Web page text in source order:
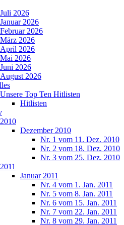
Juli 2026
Januar 2026
Februar 2026
März 2026
April 2026
Mai 2026
Juni 2026
August 2026
Unsere Top Ten Hitlisten
Hitlisten
2010
Dezember 2010
Nr. 1 vom 11. Dez. 2010
Nr. 2 vom 18. Dez. 2010
Nr. 3 vom 25. Dez. 2010
2011
Januar 2011
Nr. 4 vom 1. Jan. 2011
Nr. 5 vom 8. Jan. 2011
Nr. 6 vom 15. Jan. 2011
Nr. 7 vom 22. Jan. 2011
Nr. 8 vom 29. Jan. 2011